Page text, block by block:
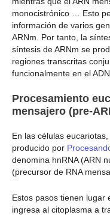
monocistrónico … Esto
información de varios
ARNm. Por tanto, la
síntesis de ARNm se
regiones transcritas
funcionalmente en el
Procesamiento
mensajero (pre-
En las células
producido por
denomina hnRNA (ARN
(precursor de RNA
Estos pasos tienen lugar
ingresa al citoplasma a